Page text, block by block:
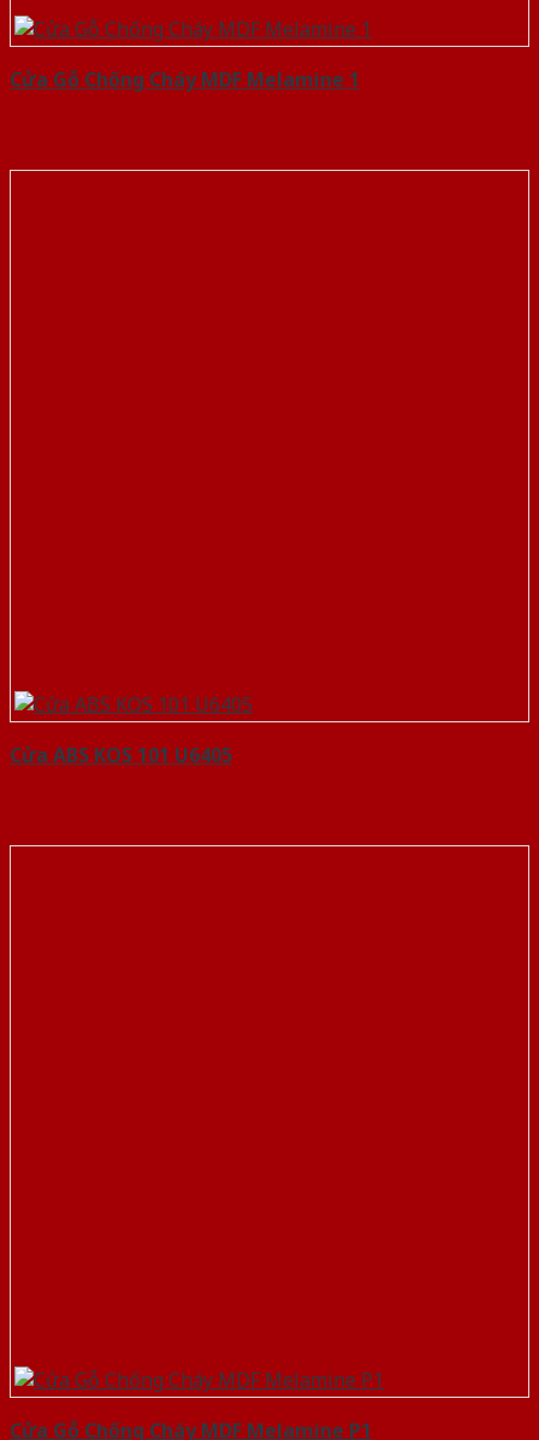
Cửa Gỗ Chống Cháy MDF Melamine 1
Cửa ABS KOS 101 U6405
Cửa Gỗ Chống Cháy MDF Melamine P1